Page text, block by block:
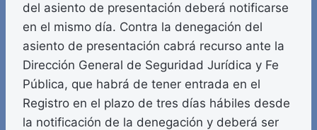
del asiento de presentación deberá notificarse
en el mismo día. Contra la denegación del
asiento de presentación cabrá recurso ante la
Dirección General de Seguridad Jurídica y Fe
Pública, que habrá de tener entrada en el
Registro en el plazo de tres días hábiles desde
la notificación de la denegación y deberá ser